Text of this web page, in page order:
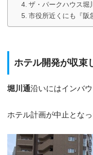
ザ・パークハウス堀
市役所近くにも『阪
ホテル開発が収束
堀川通沿いにはインバ
ホテル計画が中止とな